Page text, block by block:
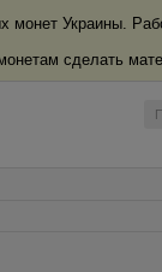
монет Украины.
сделать